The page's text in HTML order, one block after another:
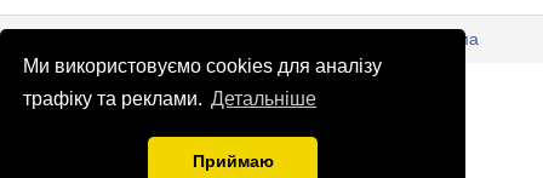
Ми використовуємо cookies для аналізу
трафіку та реклами. Детальніше
Приймаю
© Патріоти України 2026 Правова інформація
Реклама
info@patrioty.org.ua